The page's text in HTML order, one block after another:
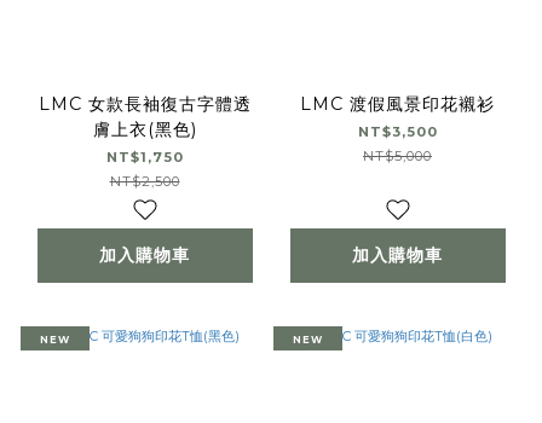
LMC 女款長袖復古字體透
膚上衣(黑色)
NT$1,750
NT$2,500
加入購物車
LMC 渡假風景印花襯衫
NT$3,500
NT$5,000
加入購物車
NEW NEW